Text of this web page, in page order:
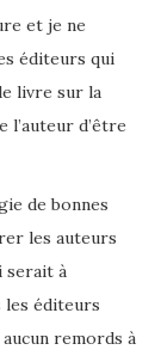
et je ne
éditeurs qui
livre sur la
l’auteur d’être
de bonnes
les auteurs
serait à
les éditeurs
remords à